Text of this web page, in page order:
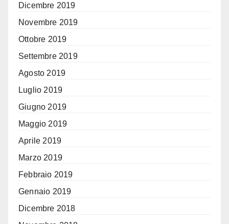
Dicembre 2019
Novembre 2019
Ottobre 2019
Settembre 2019
Agosto 2019
Luglio 2019
Giugno 2019
Maggio 2019
Aprile 2019
Marzo 2019
Febbraio 2019
Gennaio 2019
Dicembre 2018